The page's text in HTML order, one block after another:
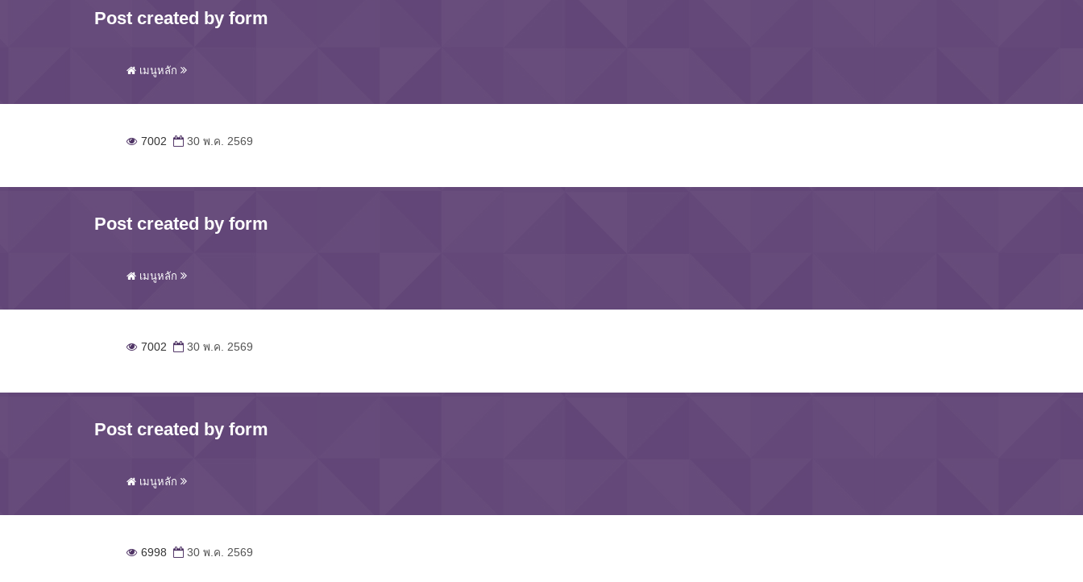
Post created by form
เมนูหลัก
7002 30 พ.ค. 2569
Post created by form
เมนูหลัก
7002 30 พ.ค. 2569
Post created by form
เมนูหลัก
6998 30 พ.ค. 2569